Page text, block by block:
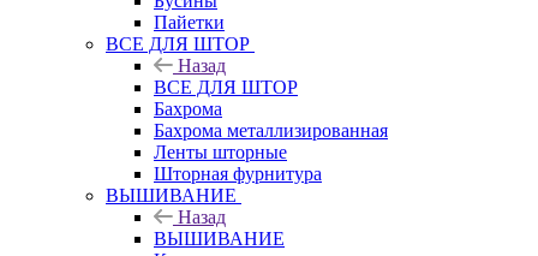
Пайетки
ВСЕ ДЛЯ ШТОР
Назад
ВСЕ ДЛЯ ШТОР
Бахрома
Бахрома металлизированная
Ленты шторные
Шторная фурнитура
ВЫШИВАНИЕ
Назад
ВЫШИВАНИЕ